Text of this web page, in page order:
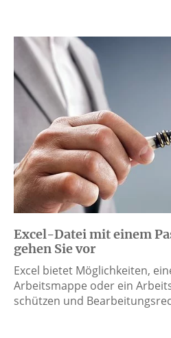
Excel-Datei mit einem
gehen Sie vor
Excel bietet Möglichkeiten,
Arbeitsmappe oder ein
schützen und